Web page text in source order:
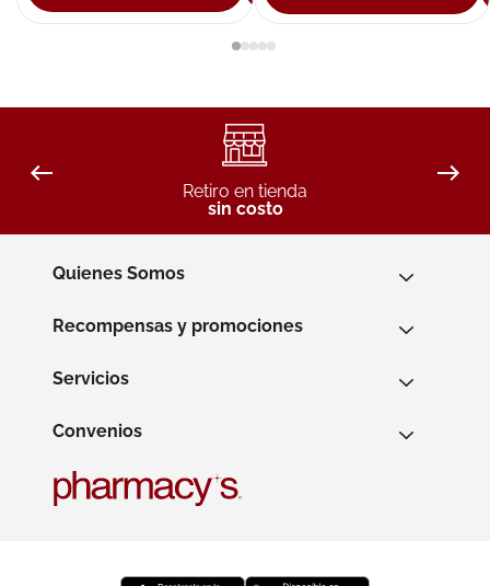
Retiro en tienda
sin costo
Quienes Somos
Recompensas y promociones
Servicios
Convenios